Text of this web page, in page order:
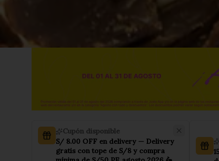
Cupón disponible
S/ 8.00 OFF en delivery — Delivery
gratis con tope de S/8 y compra